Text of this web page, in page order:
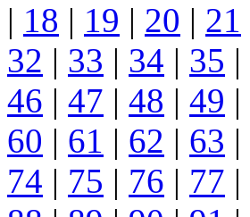
| 18 | 19 | 20 | 21
32 | 33 | 34 | 35 |
46 | 47 | 48 | 49 |
60 | 61 | 62 | 63 |
74 | 75 | 76 | 77 |